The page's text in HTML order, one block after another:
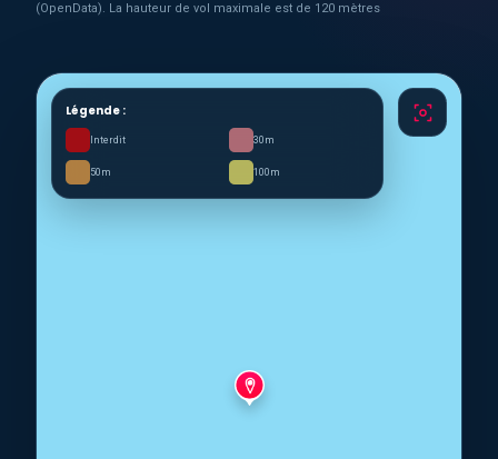
(OpenData). La hauteur de vol maximale est de 120 mètres
Légende :
Interdit 30m
50m 100m